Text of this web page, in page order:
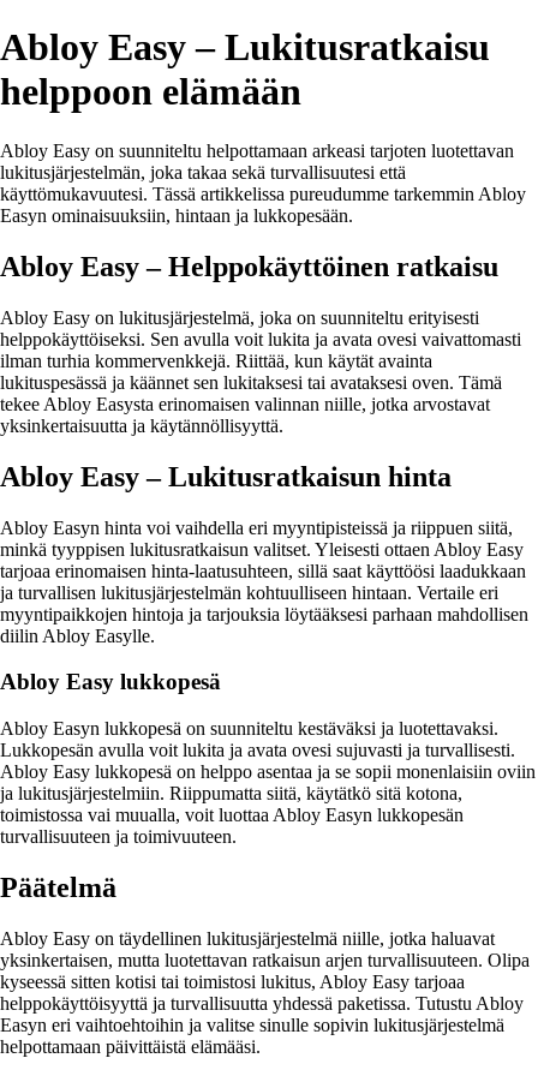
Abloy Easy – Lukitusratkaisu
helppoon elämään
Abloy Easy on suunniteltu helpottamaan arkeasi tarjoten luotettavan
lukitusjärjestelmän, joka takaa sekä turvallisuutesi että
käyttömukavuutesi. Tässä artikkelissa pureudumme tarkemmin Abloy
Easyn ominaisuuksiin, hintaan ja lukkopesään.
Abloy Easy – Helppokäyttöinen ratkaisu
Abloy Easy on lukitusjärjestelmä, joka on suunniteltu erityisesti
helppokäyttöiseksi. Sen avulla voit lukita ja avata ovesi vaivattomasti
ilman turhia kommervenkkejä. Riittää, kun käytät avainta
lukituspesässä ja käännet sen lukitaksesi tai avataksesi oven. Tämä
tekee Abloy Easysta erinomaisen valinnan niille, jotka arvostavat
yksinkertaisuutta ja käytännöllisyyttä.
Abloy Easy – Lukitusratkaisun hinta
Abloy Easyn hinta voi vaihdella eri myyntipisteissä ja riippuen siitä,
minkä tyyppisen lukitusratkaisun valitset. Yleisesti ottaen Abloy Easy
tarjoaa erinomaisen hinta-laatusuhteen, sillä saat käyttöösi laadukkaan
ja turvallisen lukitusjärjestelmän kohtuulliseen hintaan. Vertaile eri
myyntipaikkojen hintoja ja tarjouksia löytääksesi parhaan mahdollisen
diilin Abloy Easylle.
Abloy Easy lukkopesä
Abloy Easyn lukkopesä on suunniteltu kestäväksi ja luotettavaksi.
Lukkopesän avulla voit lukita ja avata ovesi sujuvasti ja turvallisesti.
Abloy Easy lukkopesä on helppo asentaa ja se sopii monenlaisiin oviin
ja lukitusjärjestelmiin. Riippumatta siitä, käytätkö sitä kotona,
toimistossa vai muualla, voit luottaa Abloy Easyn lukkopesän
turvallisuuteen ja toimivuuteen.
Päätelmä
Abloy Easy on täydellinen lukitusjärjestelmä niille, jotka haluavat
yksinkertaisen, mutta luotettavan ratkaisun arjen turvallisuuteen. Olipa
kyseessä sitten kotisi tai toimistosi lukitus, Abloy Easy tarjoaa
helppokäyttöisyyttä ja turvallisuutta yhdessä paketissa. Tutustu Abloy
Easyn eri vaihtoehtoihin ja valitse sinulle sopivin lukitusjärjestelmä
helpottamaan päivittäistä elämääsi.